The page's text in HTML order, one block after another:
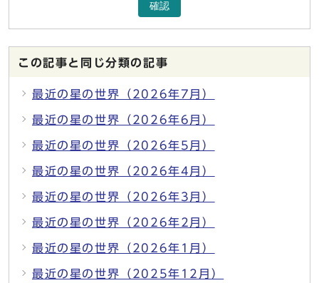
確認
この記事と同じ分類の記事
最近の星の世界（2026年7月）
最近の星の世界（2026年6月）
最近の星の世界（2026年5月）
最近の星の世界（2026年4月）
最近の星の世界（2026年3月）
最近の星の世界（2026年2月）
最近の星の世界（2026年1月）
最近の星の世界（2025年12月）